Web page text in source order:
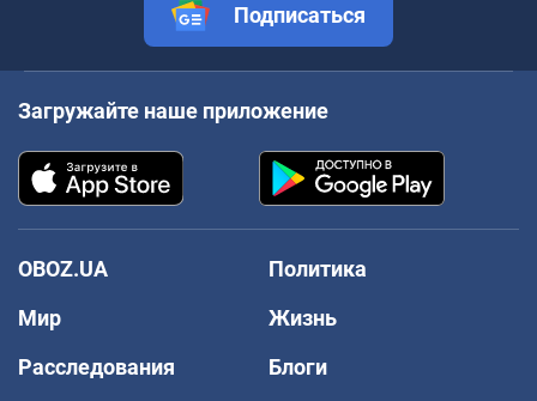
Подписаться
Загружайте наше приложение
OBOZ.UA
Политика
Мир
Жизнь
Расследования
Блоги